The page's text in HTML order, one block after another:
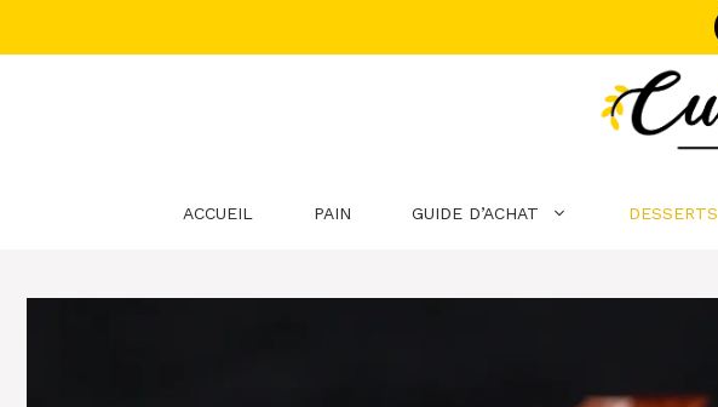
ACCUEIL PAIN GUIDE D’ACHAT DESSERTS